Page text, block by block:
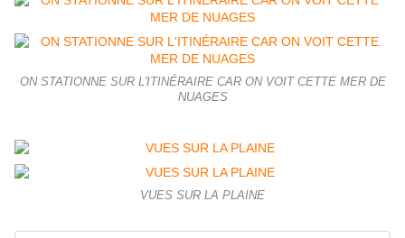
ON STATIONNE SUR L'ITINÉRAIRE CAR ON VOIT CETTE MER DE
NUAGES
VUES SUR LA PLAINE